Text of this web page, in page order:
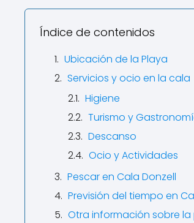
Índice de contenidos
Ubicación de la Playa
Servicios y ocio en la cala
Higiene
Turismo y
Descanso
Ocio y Actividades
Pescar en Cala Donzell
Previsión del tiempo en
Otra información sobre la